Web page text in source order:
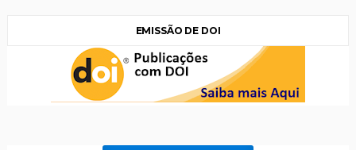
EMISSÃO DE DOI